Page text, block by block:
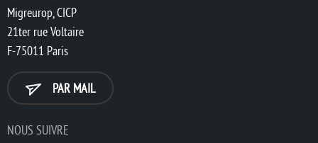
Migreurop, CICP
21ter rue Voltaire
F-75011 Paris
PAR MAIL
NOUS SUIVRE